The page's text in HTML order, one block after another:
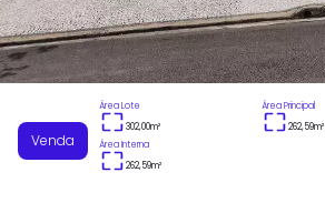
Venda
Área Lote
302,00m²
Área Principal
262,59m²
Área Interna
262,59m²